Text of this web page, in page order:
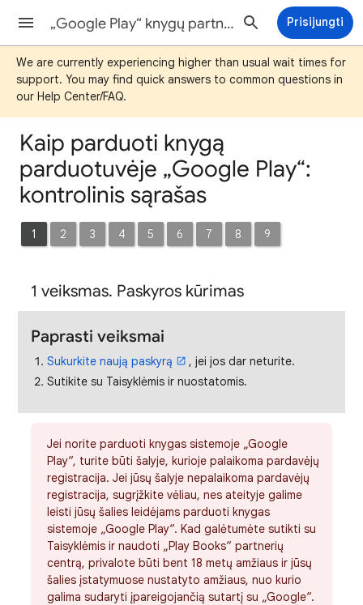
„Google Play“ knygų partnerių centro pagalba Prisijungti
We are currently experiencing higher than usual wait times for
support. You may find quick answers to common questions in
our Help Center/FAQ.
Kaip parduoti knygą
parduotuvėje „Google Play“:
kontrolinis sąrašas
1 2 3 4 5 6 7 8 9
1 veiksmas. Paskyros kūrimas
Paprasti veiksmai
Sukurkite naują paskyrą
, jei jos dar neturite.
Sutikite su Taisyklėmis ir nuostatomis.
Jei norite parduoti knygas sistemoje „Google
Play“, turite būti šalyje, kurioje palaikoma pardavėjų
registracija. Jei jūsų šalyje nepalaikoma pardavėjų
registracija, sugrįžkite vėliau, nes ateityje galime
leisti jūsų šalies leidėjams parduoti knygas
sistemoje „Google Play“. Kad galėtumėte sutikti su
Taisyklėmis ir naudoti „Play Books“ partnerių
centrą, privalote būti bent 18 metų amžiaus ir jūsų
šalies įstatymuose nustatyto amžiaus, nuo kurio
galima sudaryti įpareigojančią sutartį su „Google“.